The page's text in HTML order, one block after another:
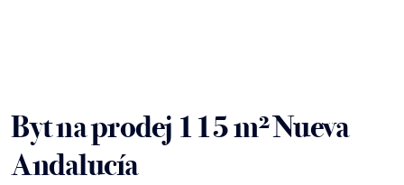
Byt na prodej 115 m² Nueva
Andalucía